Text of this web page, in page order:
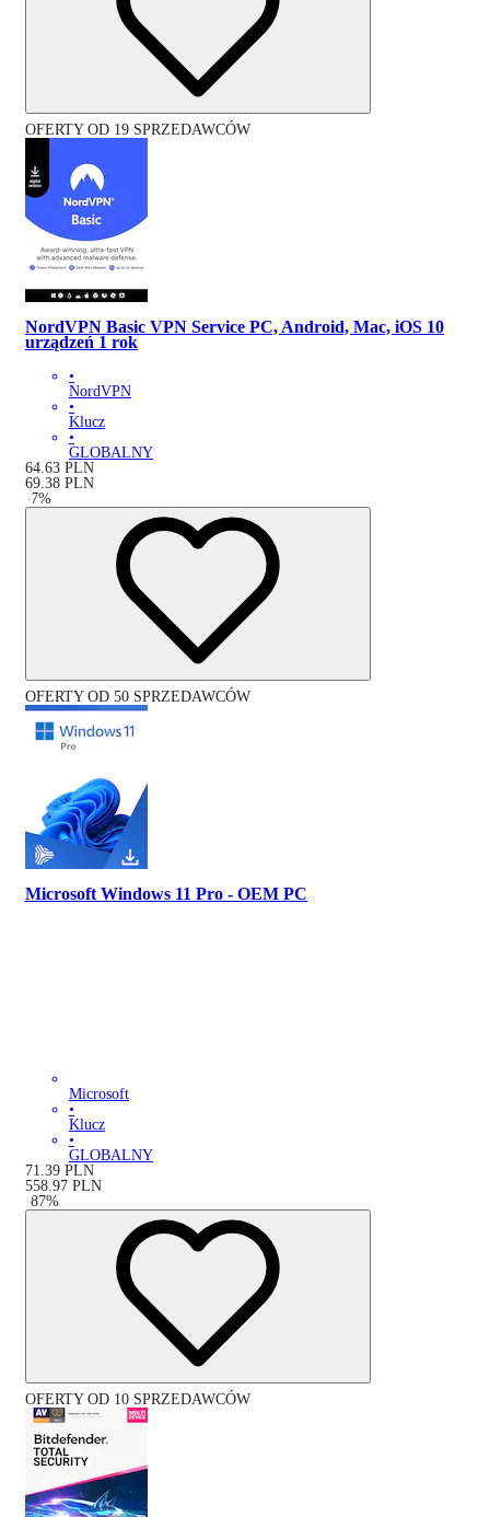
OFERTY OD 19 SPRZEDAWCÓW
NordVPN Basic VPN Service PC, Android, Mac, iOS 10
urządzeń 1 rok
•
NordVPN
•
Klucz
•
GLOBALNY
64.63 PLN
69.38 PLN
-7%
OFERTY OD 50 SPRZEDAWCÓW
Microsoft Windows 11 Pro - OEM PC
Microsoft
•
Klucz
•
GLOBALNY
71.39 PLN
558.97 PLN
-87%
OFERTY OD 10 SPRZEDAWCÓW